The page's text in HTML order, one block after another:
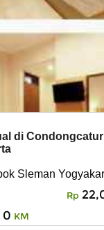
di
Sleman
Rp
0 KM